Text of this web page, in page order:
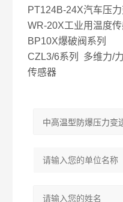
PT124B-24X汽车压力
WR-20X工业用温度传
BP10X爆破阀系列
CZL3/6系列 多维力/
传感器